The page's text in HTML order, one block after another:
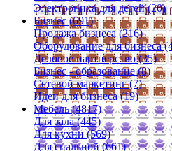
Электроника для детей (20)
Бизнес (691)
Продажа бизнеса (216)
Оборудование для бизнеса
Деловое партнерство (35)
Бизнес - образование (8)
Сетевой маркетинг (7)
Идеи для бизнеса (19)
Мебель (4817)
Для зала (445)
Для кухни (569)
Для спальной (661)